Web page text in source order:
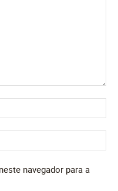
navegador para a